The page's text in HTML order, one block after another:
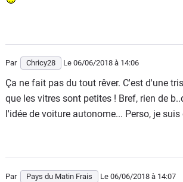
Par Chricy28 Le 06/06/2018 à 14:06
Ça ne fait pas du tout rêver. C'est d'une
que les vitres sont petites ! Bref, rien de
l'idée de voiture autonome... Perso, je suis
Par Pays du Matin Frais Le 06/06/2018 à 14:07